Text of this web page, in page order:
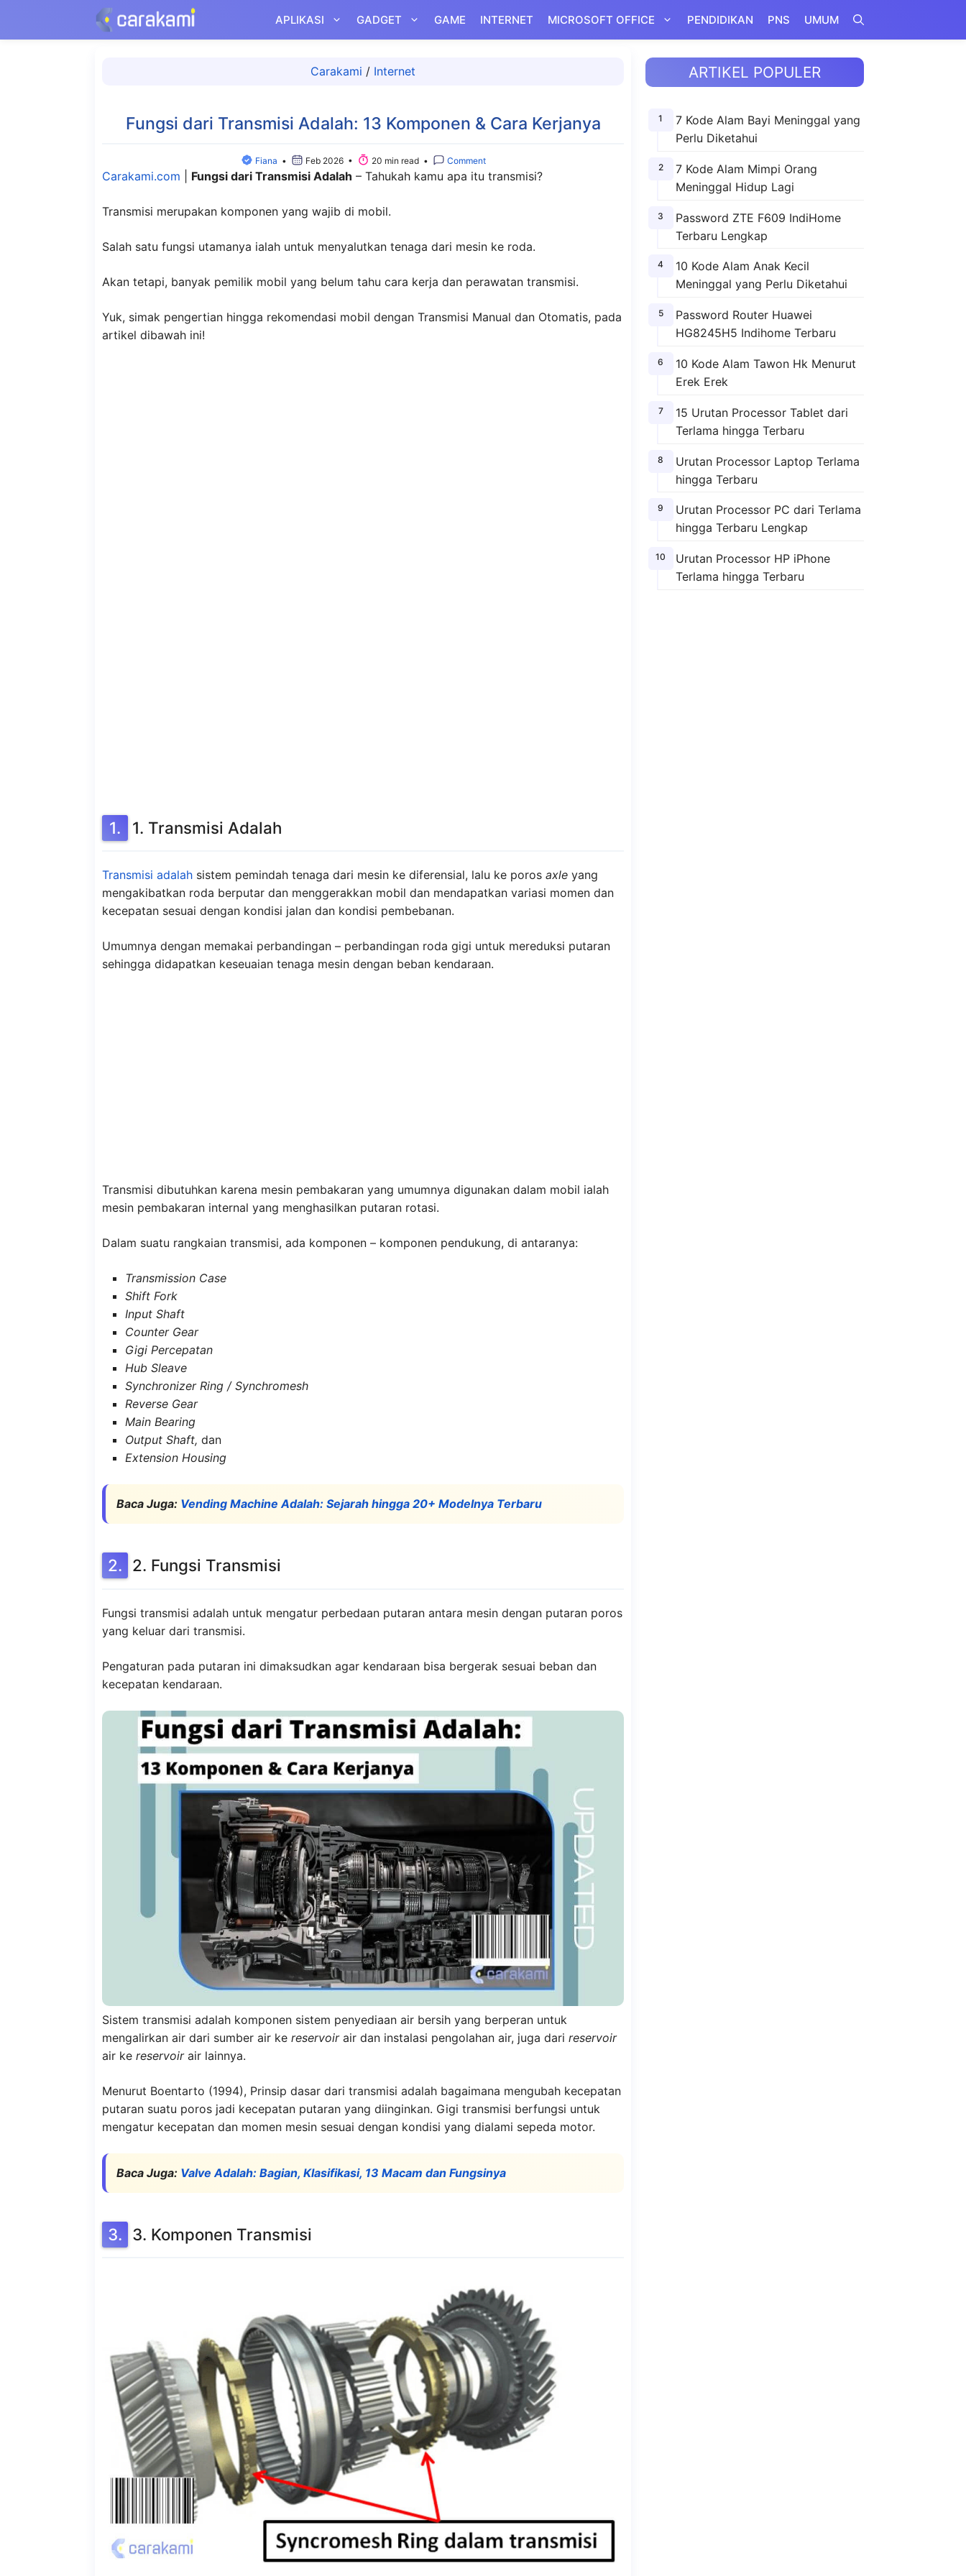
isi
APLIKASI GADGET GAME INTERNET MICROSOFT OFFICE PENDIDIKAN PNS UMUM
Carakami / Internet
Fungsi dari Transmisi Adalah: 13 Komponen & Cara Kerjanya
Fiana • Feb 2026 • 20 min read • Comment
Carakami.com Fungsi dari Transmisi Adalah – Tahukah kamu apa itu transmisi?
Transmisi merupakan komponen yang wajib di mobil.
Salah satu fungsi utamanya ialah untuk menyalutkan tenaga dari mesin ke roda.
Akan tetapi, banyak pemilik mobil yang belum tahu cara kerja dan perawatan transmisi.
Yuk, simak pengertian hingga rekomendasi mobil dengan Transmisi Manual dan Otomatis, pada
artikel dibawah ini!
1. Transmisi Adalah
Transmisi adalah sistem pemindah tenaga dari mesin ke diferensial, lalu ke poros axle yang
mengakibatkan roda berputar dan menggerakkan mobil dan mendapatkan variasi momen dan
kecepatan sesuai dengan kondisi jalan dan kondisi pembebanan.
Umumnya dengan memakai perbandingan – perbandingan roda gigi untuk mereduksi putaran
sehingga didapatkan keseuaian tenaga mesin dengan beban kendaraan.
Transmisi dibutuhkan karena mesin pembakaran yang umumnya digunakan dalam mobil ialah
mesin pembakaran internal yang menghasilkan putaran rotasi.
Dalam suatu rangkaian transmisi, ada komponen – komponen pendukung, di antaranya:
Transmission Case
Shift Fork
Input Shaft
Counter Gear
Gigi Percepatan
Hub Sleave
Synchronizer Ring / Synchromesh
Reverse Gear
Main Bearing
Output Shaft, dan
Extension Housing
Baca Juga: Vending Machine Adalah: Sejarah hingga 20+ Modelnya Terbaru
2. Fungsi Transmisi
Fungsi transmisi adalah untuk mengatur perbedaan putaran antara mesin dengan putaran poros
yang keluar dari transmisi.
Pengaturan pada putaran ini dimaksudkan agar kendaraan bisa bergerak sesuai beban dan
kecepatan kendaraan.
Sistem transmisi adalah komponen sistem penyediaan air bersih yang berperan untuk
mengalirkan air dari sumber air ke reservoirair dan instalasi pengolahan air, juga dari reservoir
air ke reservoirair lainnya.
Menurut Boentarto (1994), Prinsip dasar dari transmisi adalah bagaimana mengubah kecepatan
putaran suatu poros jadi kecepatan putaran yang diinginkan. Gigi transmisi berfungsi untuk
mengatur kecepatan dan momen mesin sesuai dengan kondisi yang dialami sepeda motor.
Baca Juga: Valve Adalah: Bagian, Klasifikasi, 13 Macam dan Fungsinya
3. Komponen Transmisi
ARTIKEL POPULER
7 Kode Alam Bayi Meninggal yang
Perlu Diketahui
7 Kode Alam Mimpi Orang
Meninggal Hidup Lagi
Password ZTE F609 IndiHome
Terbaru Lengkap
10 Kode Alam Anak Kecil
Meninggal yang Perlu Diketahui
Password Router Huawei
HG8245H5 Indihome Terbaru
10 Kode Alam Tawon Hk Menurut
Erek Erek
15 Urutan Processor Tablet dari
Terlama hingga Terbaru
Urutan Processor Laptop Terlama
hingga Terbaru
Urutan Processor PC dari Terlama
hingga Terbaru Lengkap
Urutan Processor HP iPhone
Terlama hingga Terbaru